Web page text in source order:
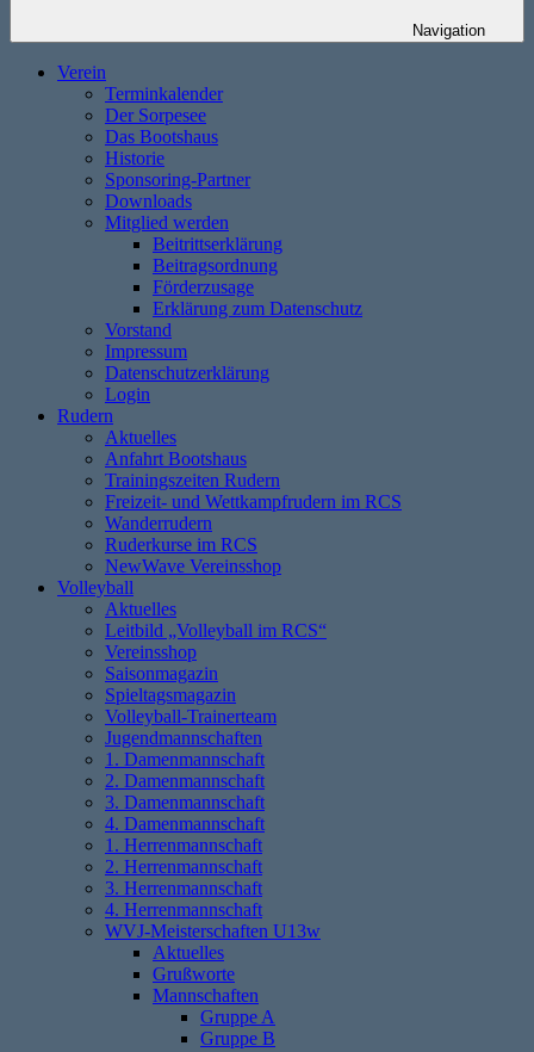
Navigation
Verein
Terminkalender
Der Sorpesee
Das Bootshaus
Historie
Sponsoring-Partner
Downloads
Mitglied werden
Beitrittserklärung
Beitragsordnung
Förderzusage
Erklärung zum Datenschutz
Vorstand
Impressum
Datenschutzerklärung
Login
Rudern
Aktuelles
Anfahrt Bootshaus
Trainingszeiten Rudern
Freizeit- und Wettkampfrudern im RCS
Wanderrudern
Ruderkurse im RCS
NewWave Vereinsshop
Volleyball
Aktuelles
Leitbild „Volleyball im RCS“
Vereinsshop
Saisonmagazin
Spieltagsmagazin
Volleyball-Trainerteam
Jugendmannschaften
1. Damenmannschaft
2. Damenmannschaft
3. Damenmannschaft
4. Damenmannschaft
1. Herrenmannschaft
2. Herrenmannschaft
3. Herrenmannschaft
4. Herrenmannschaft
WVJ-Meisterschaften U13w
Aktuelles
Grußworte
Mannschaften
Gruppe A
Gruppe B